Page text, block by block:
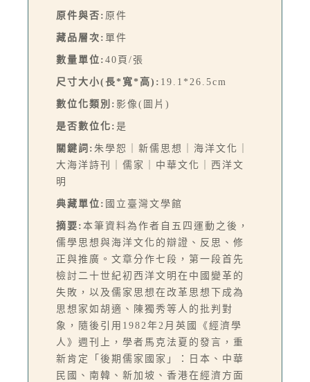
原件與否: 原件
藏品層次: 單件
數量單位: 40頁/張
尺寸大小(長*寬*高): 19.1*26.5cm
數位化類別: 影像(圖片)
是否數位化: 是
關鍵詞: 朱學恕｜新儒思想｜海洋文化｜
大海洋詩刊｜儒家｜中華文化｜西洋文
明
典藏單位: 國立臺灣文學館
摘要: 本筆資料為作者自五四運動之後，
儒學思想與海洋文化的辯證、反思、修
正與推廣。文章分作七段，第一段首先
檢討二十世紀初西洋文明在中國變革的
失敗，以及儒家思想在改革思想下成為
思想家如胡適、陳獨秀等人的批判對
象，隨後引用1982年2月英國《經濟學
人》週刊上，學者馬克法夏的發言，重
新肯定「後期儒家國家」：日本、中華
民國、南韓、新加坡、香港在經濟方面